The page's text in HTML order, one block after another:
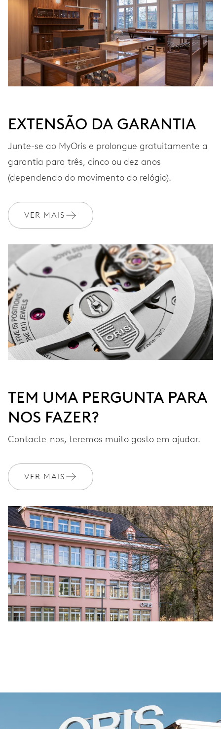
MYORIS
EXTENSÃO DA GARANTIA
Junte-se ao MyOris e prolongue gratuitamente a
garantia para três, cinco ou dez anos
(dependendo do movimento do relógio).
VER MAIS
TEM UMA PERGUNTA PARA
NOS FAZER?
Contacte-nos, teremos muito gosto em ajudar.
VER MAIS